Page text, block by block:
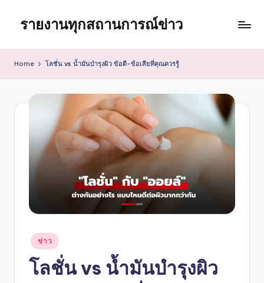
content
รายงานทุกสถานการณ์ข่าว
Home โลชั่น vs น้ำมันบำรุงผิว ข้อดี-ข้อเสียที่คุณควรรู้
Posted
in
ข่าว
โลชั่น vs น้ำมันบำรุงผิว